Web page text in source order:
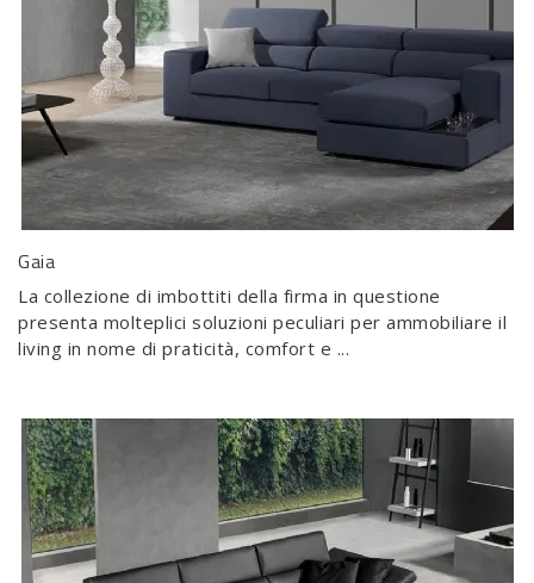
Gaia
La collezione di imbottiti della firma in questione
presenta molteplici soluzioni peculiari per ammobiliare il
living in nome di praticità, comfort e ...